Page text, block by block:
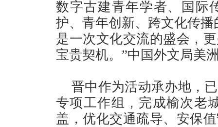
数字古建青年学者、国际
护、青年创新、跨文化传
是一次文化交流的盛会，
宝贵契机。”中国外文局美
晋中作为活动承办地，
专项工作组，完成榆次老
盖，优化交通疏导、安保